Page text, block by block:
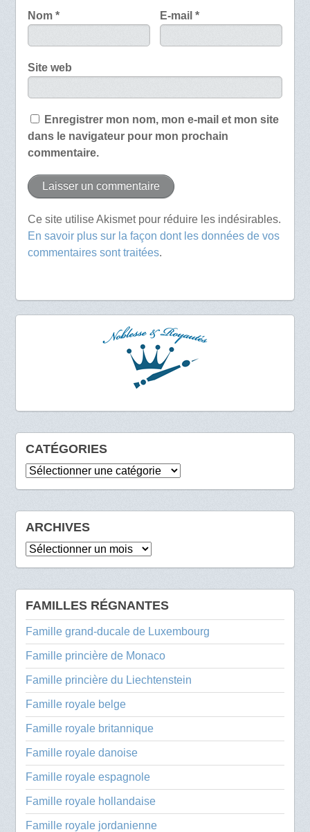
Nom * E-mail*
Site web
Enregistrer mon nom, mon e-mail et mon site
dans le navigateur pour mon prochain
commentaire.
Ce site utilise Akismet pour réduire les indésirables.
En savoir plus sur la façon dont les données de vos
commentaires sont traitées.
CATÉGORIES
Catégories
ARCHIVES
Archives
FAMILLES RÉGNANTES
Famille grand-ducale de Luxembourg
Famille princière de Monaco
Famille princière du Liechtenstein
Famille royale belge
Famille royale britannique
Famille royale danoise
Famille royale espagnole
Famille royale hollandaise
Famille royale jordanienne